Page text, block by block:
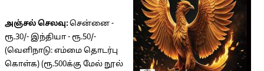
அஞ்சல் செலவு:சென்னை -
ரூ.30/- இந்தியா - ரூ.50/-
(வெளிநாடு: எம்மை தொடர்பு
கொள்க) (ரூ.500க்கு மேல் நூல்